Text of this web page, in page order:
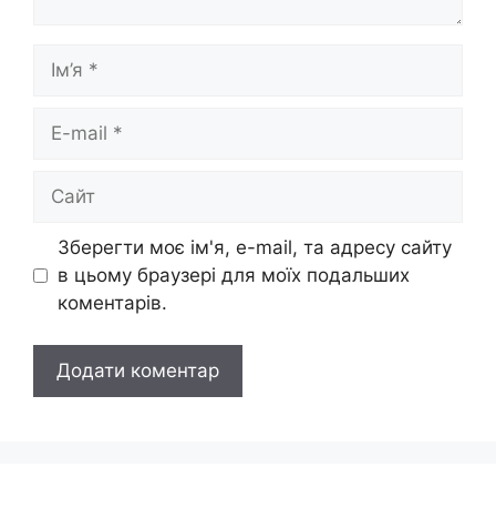
mail
Зберегти моє ім'я, e-mail, та адресу сайту
в цьому браузері для моїх подальших
коментарів.